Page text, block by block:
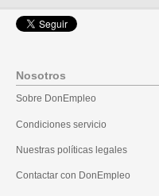
Nosotros
Sobre DonEmpleo
Condiciones servicio
Nuestras políticas legales
Contactar con DonEmpleo